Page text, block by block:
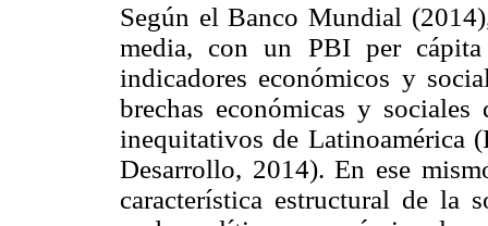
Según el Banco Mundial
media, con un PBI per
indicadores económicos y
brechas económicas y
inequitativos de Latinoamérica
Desarrollo, 2014). En ese
característica estructural de la